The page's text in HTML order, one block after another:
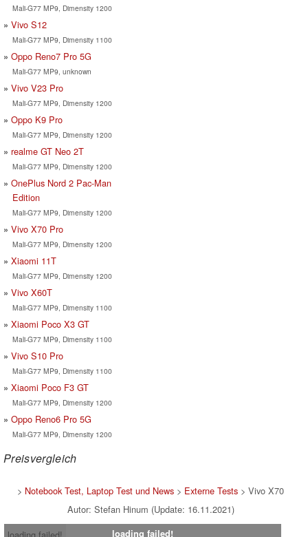
Mali-G77 MP9, Dimensity 1200
Vivo S12
Mali-G77 MP9, Dimensity 1100
Oppo Reno7 Pro 5G
Mali-G77 MP9, unknown
Vivo V23 Pro
Mali-G77 MP9, Dimensity 1200
Oppo K9 Pro
Mali-G77 MP9, Dimensity 1200
realme GT Neo 2T
Mali-G77 MP9, Dimensity 1200
OnePlus Nord 2 Pac-Man
Edition
Mali-G77 MP9, Dimensity 1200
Vivo X70 Pro
Mali-G77 MP9, Dimensity 1200
Xiaomi 11T
Mali-G77 MP9, Dimensity 1200
Vivo X60T
Mali-G77 MP9, Dimensity 1100
Xiaomi Poco X3 GT
Mali-G77 MP9, Dimensity 1100
Vivo S10 Pro
Mali-G77 MP9, Dimensity 1100
Xiaomi Poco F3 GT
Mali-G77 MP9, Dimensity 1200
Oppo Reno6 Pro 5G
Mali-G77 MP9, Dimensity 1200
Preisvergleich
> Notebook Test, Laptop Test und News > Externe Tests > Vivo X70
Autor: Stefan Hinum (Update: 16.11.2021)
loading failed!